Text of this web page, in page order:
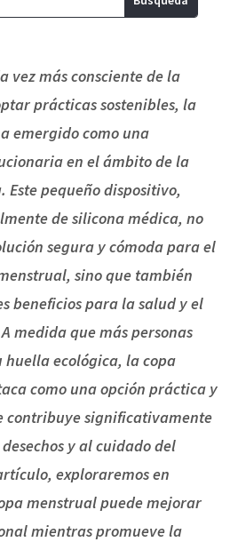
vez más consciente de la
prácticas sostenibles, la
emergido como una
en el ámbito de la
Este pequeño dispositivo,
de silicona médica, no
segura y cómoda para el
sino que también
beneficios para la salud y el
medida que más personas
huella ecológica, la copa
como una opción práctica y
contribuye significativamente
y al cuidado del
exploraremos en
menstrual puede mejorar
mientras promueve la